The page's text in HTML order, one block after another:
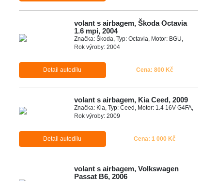
volant s airbagem, Škoda Octavia
1.6 mpi, 2004
Značka: Škoda, Typ: Octavia, Motor: BGU,
Rok výroby: 2004
Detail autodílu Cena: 800 Kč
volant s airbagem, Kia Ceed, 2009
Značka: Kia, Typ: Ceed, Motor: 1.4 16V G4FA,
Rok výroby: 2009
Detail autodílu Cena: 1 000 Kč
volant s airbagem, Volkswagen
Passat B6, 2006